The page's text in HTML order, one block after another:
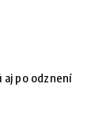
aj po odznení